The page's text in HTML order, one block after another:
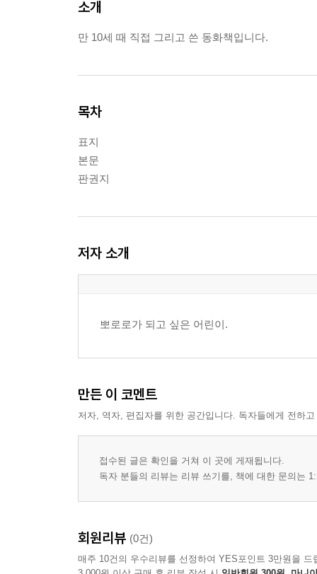
소개
만 10세 때 직접 그리고 쓴 동화책입니다.
목차
표지
본문
판권지
저자 소개
뽀로로가 되고 싶은 어린이.
만든 이 코멘트
저자, 역자, 편집자를 위한 공간입니다. 독자들에게 전하
접수된 글은 확인을 거쳐 이 곳에 게재됩니다.
독자 분들의 리뷰는 리뷰 쓰기를, 책에 대한 문의는
회원리뷰 (0건)
매주 10건의 우수리뷰를 선정하여 YES포인트 3만원을 드